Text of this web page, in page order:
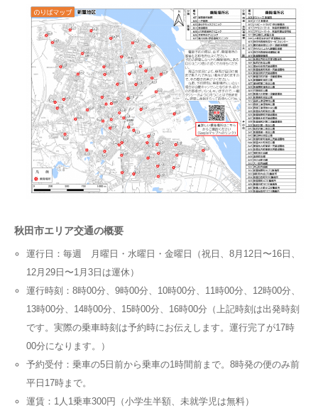
秋田市エリア交通の概要
運行日：毎週 月曜日・水曜日・金曜日（祝日、8月12日〜16日、
12月29日〜1月3日は運休）
運行時刻：8時00分、9時00分、10時00分、11時00分、12時00分、
13時00分、14時00分、15時00分、16時00分（上記時刻は出発時刻
です。実際の乗車時刻は予約時にお伝えします。運行完了が17時
00分になります。）
予約受付：乗車の5日前から乗車の1時間前まで。8時発の便のみ前
平日17時まで。
運賃：1人1乗車300円（小学生半額、未就学児は無料）